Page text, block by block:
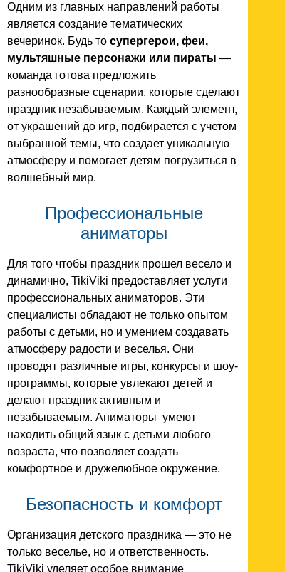
Одним из главных направлений работы
является создание тематических
вечеринок. Будь то супергерои, феи,
мультяшные персонажи или пираты —
команда готова предложить
разнообразные сценарии, которые сделают
праздник незабываемым. Каждый элемент,
от украшений до игр, подбирается с учетом
выбранной темы, что создает уникальную
атмосферу и помогает детям погрузиться в
волшебный мир.
Профессиональные
аниматоры
Для того чтобы праздник прошел весело и
динамично, TikiViki предоставляет услуги
профессиональных аниматоров. Эти
специалисты обладают не только опытом
работы с детьми, но и умением создавать
атмосферу радости и веселья. Они
проводят различные игры, конкурсы и шоу-
программы, которые увлекают детей и
делают праздник активным и
незабываемым. Аниматоры умеют
находить общий язык с детьми любого
возраста, что позволяет создать
комфортное и дружелюбное окружение.
Безопасность и комфорт
Организация детского праздника — это не
только веселье, но и ответственность.
TikiViki уделяет особое внимание